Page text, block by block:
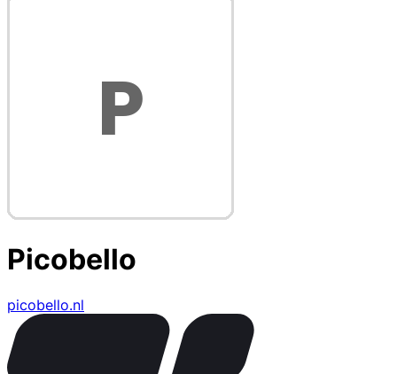
Picobello
picobello.nl